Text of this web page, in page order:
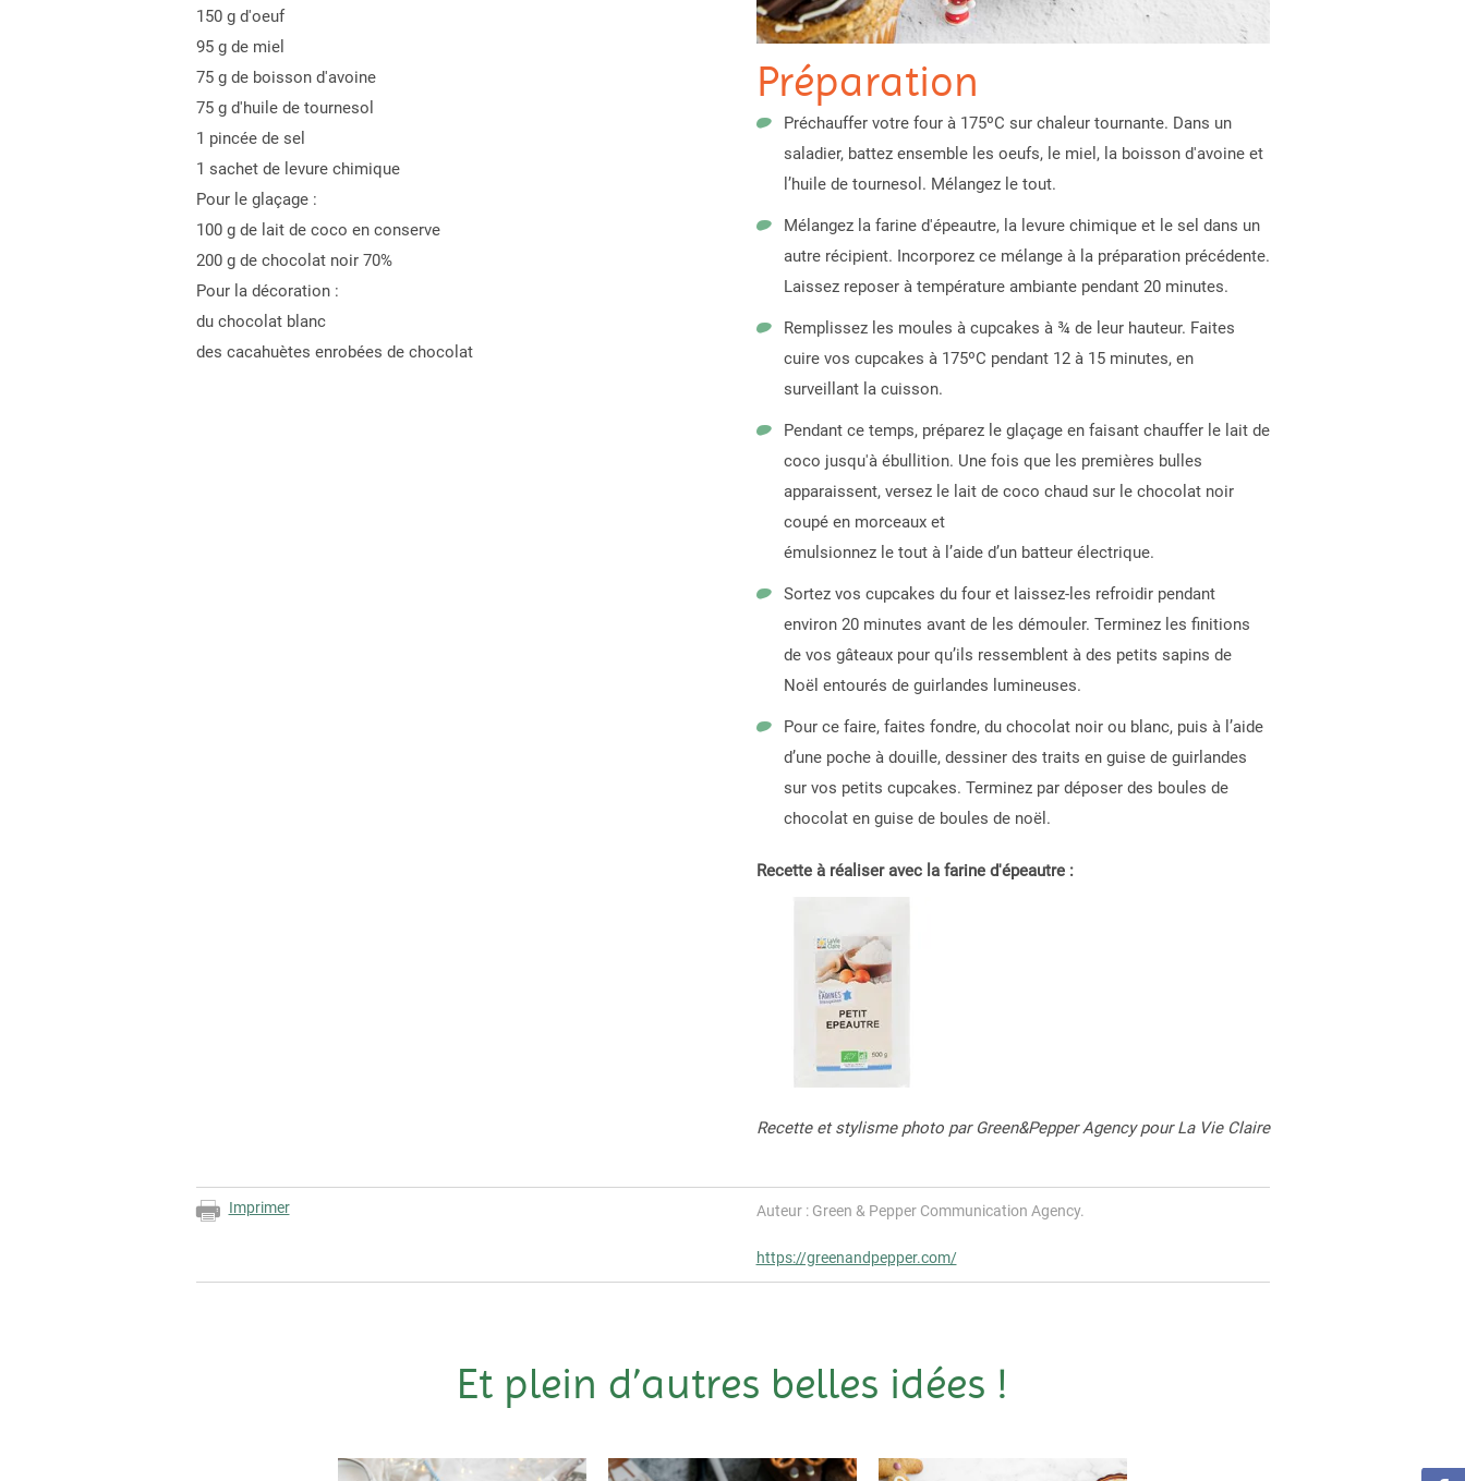
150 g d'oeuf
95 g de miel
75 g de boisson d'avoine
75 g d'huile de tournesol
1 pincée de sel
1 sachet de levure chimique
Pour le glaçage :
100 g de lait de coco en conserve
200 g de chocolat noir 70%
Pour la décoration :
du chocolat blanc
des cacahuètes enrobées de chocolat
Préparation
Préchauffer votre four à 175ºC sur chaleur tournante. Dans un
saladier, battez ensemble les oeufs, le miel, la boisson d'avoine et
l’huile de tournesol. Mélangez le tout.
Mélangez la farine d'épeautre, la levure chimique et le sel dans un
autre récipient. Incorporez ce mélange à la préparation précédente.
Laissez reposer à température ambiante pendant 20 minutes.
Remplissez les moules à cupcakes à ¾ de leur hauteur. Faites
cuire vos cupcakes à 175ºC pendant 12 à 15 minutes, en
surveillant la cuisson.
Pendant ce temps, préparez le glaçage en faisant chauffer le lait de
coco jusqu'à ébullition. Une fois que les premières bulles
apparaissent, versez le lait de coco chaud sur le chocolat noir
coupé en morceaux et
émulsionnez le tout à l’aide d’un batteur électrique.
Sortez vos cupcakes du four et laissez-les refroidir pendant
environ 20 minutes avant de les démouler. Terminez les finitions
de vos gâteaux pour qu’ils ressemblent à des petits sapins de
Noël entourés de guirlandes lumineuses.
Pour ce faire, faites fondre, du chocolat noir ou blanc, puis à l’aide
d’une poche à douille, dessiner des traits en guise de guirlandes
sur vos petits cupcakes. Terminez par déposer des boules de
chocolat en guise de boules de noël.
Recette à réaliser avec la farine d'épeautre :
Recette et stylisme photo par Green&Pepper Agency pour La Vie Claire
Imprimer Auteur : Green & Pepper Communication Agency.
https://greenandpepper.com/
Et plein d’autres belles idées !